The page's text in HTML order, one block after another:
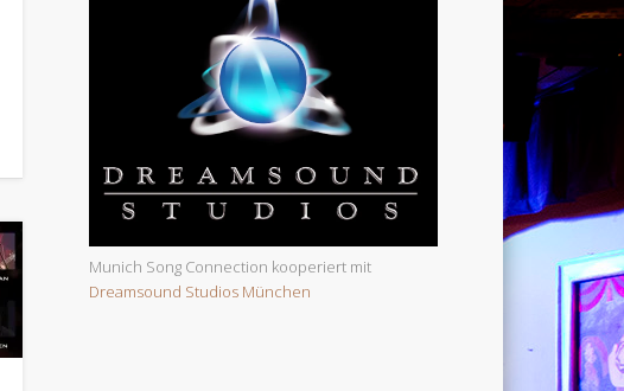
Munich Song Connection kooperiert mit
Dreamsound Studios München